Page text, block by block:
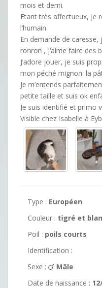
mois et demi.
Etant très affectueux, je
l’humain.
En demande de
ronron , j’aime faire des
J’adore jouer, je suis
mon péché mignon: la
Je m’entends
petite taille et suis ok
Je suis identifié et primo
Visible chez Isabelle à
Type : Européen
Couleur : tigré et
Poil : poils courts
Identification :
Sexe :
Mâle
Date de naissance :